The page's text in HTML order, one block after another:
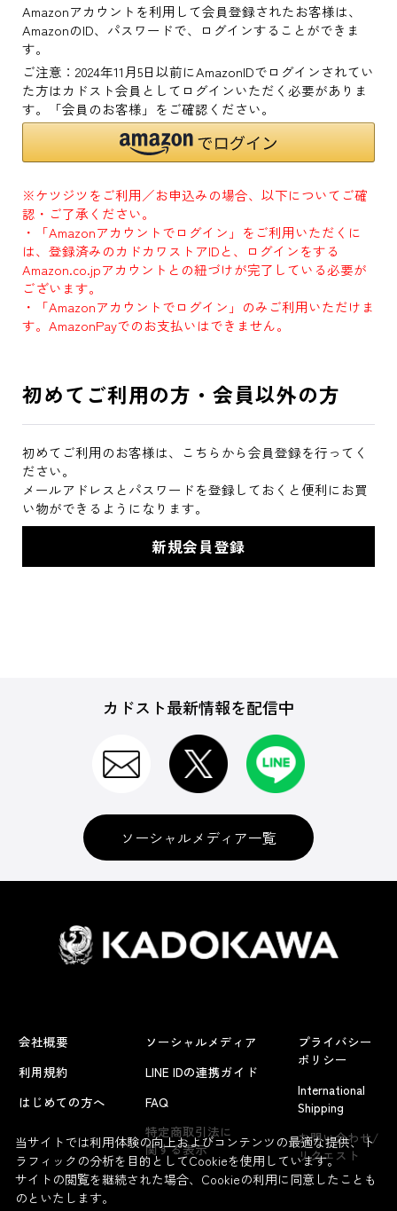
Amazonアカウントを利用して会員登録されたお客様は、
AmazonのID、パスワードで、ログインすることができま
す。
ご注意：2024年11月5日以前にAmazonIDでログインされてい
た方はカドスト会員としてログインいただく必要がありま
す。「会員のお客様」をご確認ください。
※ケツジツをご利用／お申込みの場合、以下についてご確
認・ご了承ください。
・「Amazonアカウントでログイン」をご利用いただくに
は、登録済みのカドカワストアIDと、ログインをする
Amazon.co.jpアカウントとの紐づけが完了している必要が
ございます。
・「Amazonアカウントでログイン」のみご利用いただけま
す。AmazonPayでのお支払いはできません。
初めてご利用の方・会員以外の方
初めてご利用のお客様は、こちらから会員登録を行ってく
ださい。
メールアドレスとパスワードを登録しておくと便利にお買
い物ができるようになります。
カドスト最新情報を配信中
ソーシャルメディア一覧
会社概要
利用規約
はじめての方へ
ソーシャルメディア
LINE IDの連携ガイド
FAQ
特定商取引法に
関する表示
プライバシー
ポリシー
International
Shipping
お問い合わせ/
リクエスト
当サイトでは利用体験の向上およびコンテンツの最適な提供、ト
ラフィックの分析を目的としてCookieを使用しています。
サイトの閲覧を継続された場合、Cookieの利用に同意したことも
のといたします。